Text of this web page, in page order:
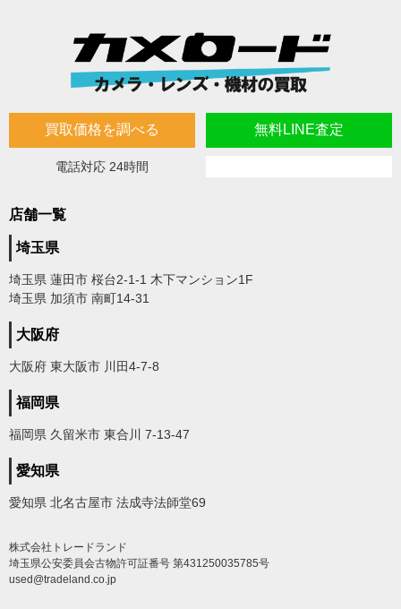
買取価格を調べる 無料LINE査定
電話対応 24時間
店舗一覧
埼玉県
埼玉県 蓮田市 桜台2-1-1 木下マンション1F
埼玉県 加須市 南町14-31
大阪府
大阪府 東大阪市 川田4-7-8
福岡県
福岡県 久留米市 東合川 7-13-47
愛知県
愛知県 北名古屋市 法成寺法師堂69
株式会社トレードランド
埼玉県公安委員会古物許可証番号 第431250035785号
used@tradeland.co.jp